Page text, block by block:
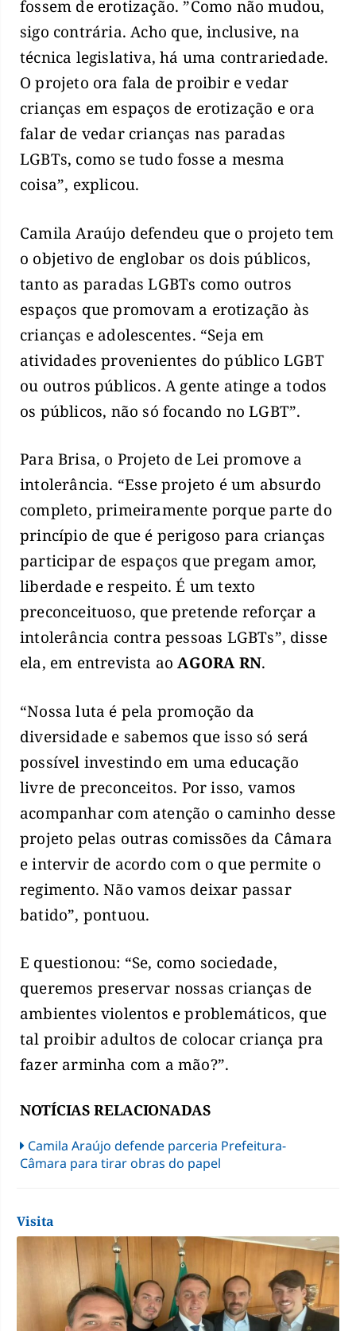
fossem de erotização. ”Como não mudou,
sigo contrária. Acho que, inclusive, na
técnica legislativa, há uma contrariedade.
O projeto ora fala de proibir e vedar
crianças em espaços de erotização e ora
falar de vedar crianças nas paradas
LGBTs, como se tudo fosse a mesma
coisa”, explicou.
Camila Araújo defendeu que o projeto tem
o objetivo de englobar os dois públicos,
tanto as paradas LGBTs como outros
espaços que promovam a erotização às
crianças e adolescentes. “Seja em
atividades provenientes do público LGBT
ou outros públicos. A gente atinge a todos
os públicos, não só focando no LGBT”.
Para Brisa, o Projeto de Lei promove a
intolerância. “Esse projeto é um absurdo
completo, primeiramente porque parte do
princípio de que é perigoso para crianças
participar de espaços que pregam amor,
liberdade e respeito. É um texto
preconceituoso, que pretende reforçar a
intolerância contra pessoas LGBTs”, disse
ela, em entrevista aoAGORA RN.
“Nossa luta é pela promoção da
diversidade e sabemos que isso só será
possível investindo em uma educação
livre de preconceitos. Por isso, vamos
acompanhar com atenção o caminho desse
projeto pelas outras comissões da Câmara
e intervir de acordo com o que permite o
regimento. Não vamos deixar passar
batido”, pontuou.
E questionou: “Se, como sociedade,
queremos preservar nossas crianças de
ambientes violentos e problemáticos, que
tal proibir adultos de colocar criança pra
fazer arminha com a mão?”.
NOTÍCIAS RELACIONADAS
Camila Araújo defende parceria Prefeitura-
Câmara para tirar obras do papel
Visita